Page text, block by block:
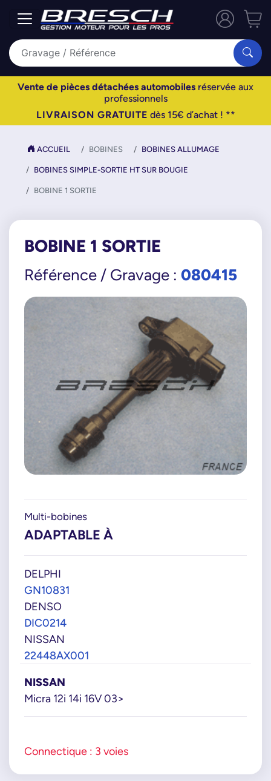
Vente de pièces détachées automobiles réservée aux
professionnels
LIVRAISON GRATUITE dès 15€ d’achat ! **
ACCUEIL BOBINES BOBINES ALLUMAGE
BOBINES SIMPLE-SORTIE HT SUR BOUGIE
BOBINE 1 SORTIE
BOBINE 1 SORTIE
Référence / Gravage : 080415
Multi-bobines
ADAPTABLE À
DELPHI
GN10831
DENSO
DIC0214
NISSAN
22448AX001
NISSAN
Micra 12i 14i 16V 03>
Connectique : 3 voies